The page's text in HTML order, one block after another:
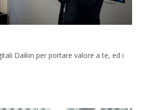
Daikin per portare valore a te, ed i